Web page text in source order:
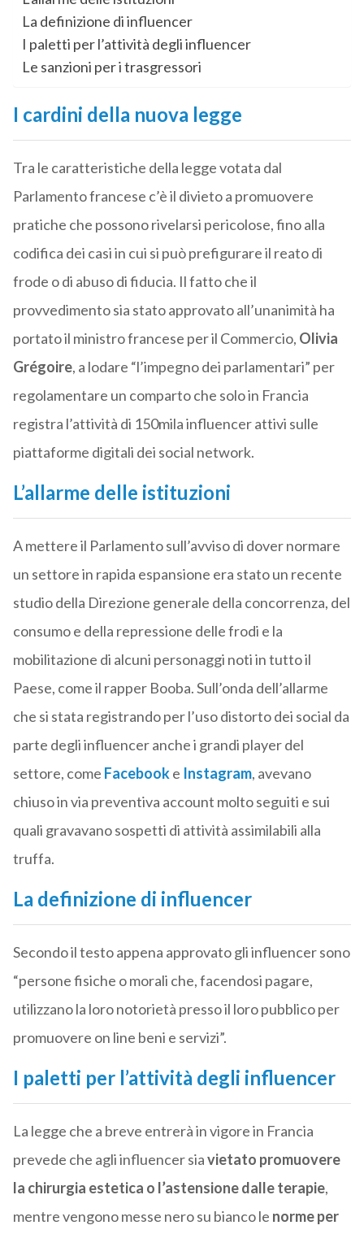
La definizione di influencer
I paletti per l’attività degli influencer
Le sanzioni per i trasgressori
I cardini della nuova legge
Tra le caratteristiche della legge votata dal
Parlamento francese c’è il divieto a promuovere
pratiche che possono rivelarsi pericolose, fino alla
codifica dei casi in cui si può prefigurare il reato di
frode o di abuso di fiducia. Il fatto che il
provvedimento sia stato approvato all’unanimità ha
portato il ministro francese per il Commercio, Olivia
Grégoire, a lodare “l’impegno dei parlamentari” per
regolamentare un comparto che solo in Francia
registra l’attività di 150mila influencer attivi sulle
piattaforme digitali dei social network.
L’allarme delle istituzioni
A mettere il Parlamento sull’avviso di dover normare
un settore in rapida espansione era stato un recente
studio della Direzione generale della concorrenza, del
consumo e della repressione delle frodi e la
mobilitazione di alcuni personaggi noti in tutto il
Paese, come il rapper Booba. Sull’onda dell’allarme
che si stata registrando per l’uso distorto dei social da
parte degli influencer anche i grandi player del
settore, come Facebooke Instagram, avevano
chiuso in via preventiva account molto seguiti e sui
quali gravavano sospetti di attività assimilabili alla
truffa.
La definizione di influencer
Secondo il testo appena approvato gli influencer sono
“persone fisiche o morali che, facendosi pagare,
utilizzano la loro notorietà presso il loro pubblico per
promuovere on line beni e servizi”.
I paletti per l’attività degli influencer
La legge che a breve entrerà in vigore in Francia
prevede che agli influencer siavietato promuovere
la chirurgia estetica o l’astensione dalle terapie,
mentre vengono messe nero su bianco le norme per